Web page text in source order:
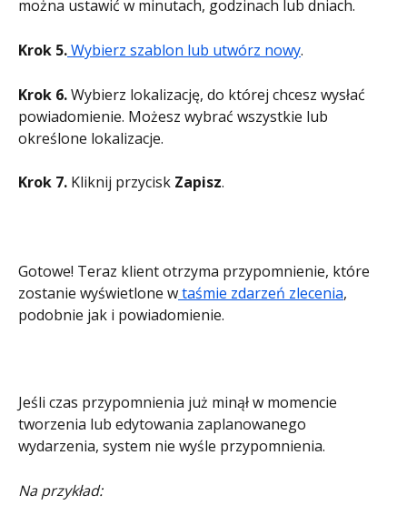
można ustawić w minutach, godzinach lub dniach.
Krok 5. Wybierz szablon lub utwórz nowy.
Krok 6. Wybierz lokalizację, do której chcesz wysłać
powiadomienie. Możesz wybrać wszystkie lub
określone lokalizacje.
Krok 7. Kliknij przycisk Zapisz.
Gotowe! Teraz klient otrzyma przypomnienie, które
zostanie wyświetlone w taśmie zdarzeń zlecenia,
podobnie jak i powiadomienie.
Jeśli czas przypomnienia już minął w momencie
tworzenia lub edytowania zaplanowanego
wydarzenia, system nie wyśle przypomnienia.
Na przykład: